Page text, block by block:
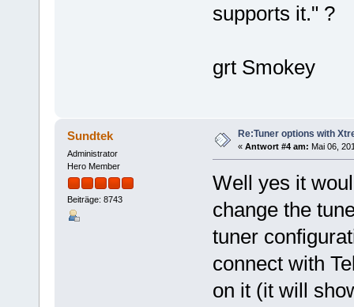
supports it." ?
grt Smokey
Sundtek
Administrator
Hero Member
Beiträge: 8743
Re:Tuner options with
« Antwort #4 am: Mai 06,
Well yes it
change the
tuner
connect with
on it (it will